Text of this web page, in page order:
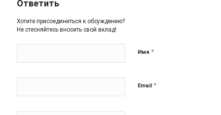
Ответить
Хотите присоединиться к обсуждению?
Не стесняйтесь вносить свой вклад!
Имя *
Email *